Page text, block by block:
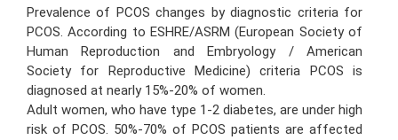
Prevalence of PCOS changes by diagnostic criteria for
PCOS. According to ESHRE/ASRM (European Society of
Human Reproduction and Embryology / American
Society for Reproductive Medicine) criteria PCOS is
diagnosed at nearly 15%-20% of women.
Adult women, who have type 1-2 diabetes, are under high
risk of PCOS. 50%-70% of PCOS patients are affected